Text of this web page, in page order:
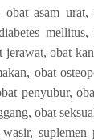
asam
obat
obat
penyubur,
obat
suplemen